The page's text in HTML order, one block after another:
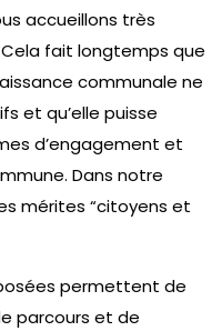
accueillons très
fait longtemps que
communale ne
et qu’elle puisse
d’engagement et
Dans notre
mérites “citoyens et
permettent de
parcours et de